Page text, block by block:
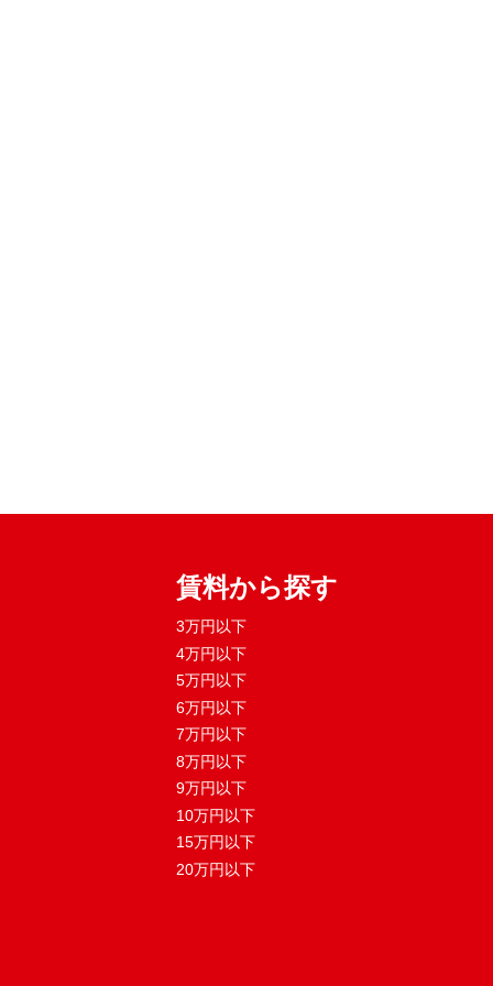
賃料から探す
3万円以下
4万円以下
5万円以下
6万円以下
7万円以下
8万円以下
9万円以下
10万円以下
15万円以下
20万円以下